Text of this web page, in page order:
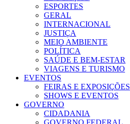
ESPORTES
GERAL
INTERNACIONAL
JUSTIÇA
MEIO AMBIENTE
POLÍTICA
SAÚDE E BEM-ESTAR
VIAGENS E TURISMO
EVENTOS
FEIRAS E EXPOSIÇÕES
SHOWS E EVENTOS
GOVERNO
CIDADANIA